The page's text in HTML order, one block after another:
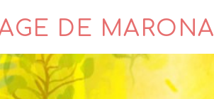
DE MARONA